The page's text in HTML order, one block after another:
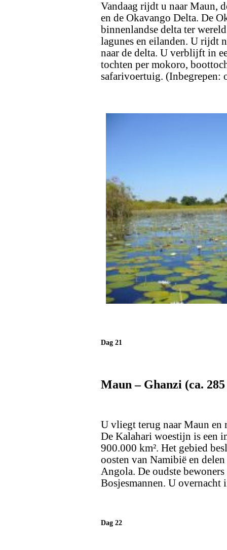
Vandaag rijdt u naar Maun,
en de Okavango Delta. De
binnenlandse delta ter
lagunes en eilanden. U rijdt
naar de delta. U verblijft in
tochten per mokoro,
safarivoertuig. (Inbegrepen:
Dag 21
Maun – Ghanzi (ca.
U vliegt terug naar Maun en
De Kalahari woestijn is een
900.000 km². Het gebied
oosten van Namibië en
Angola. De oudste
Bosjesmannen. U
Dag 22